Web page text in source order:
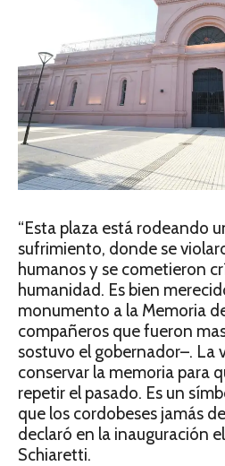
“Esta plaza está rodeando
sufrimiento, donde se
humanos y se cometieron
humanidad. Es bien
monumento a la Memoria
compañeros que fueron
sostuvo el gobernador–. La
conservar la memoria para
repetir el pasado. Es un
que los cordobeses jamás
declaró en la inauguración
Schiaretti.